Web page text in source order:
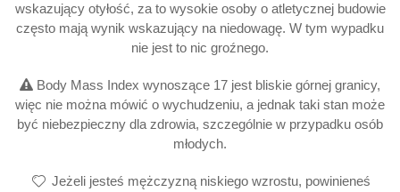
wskazujący otyłość, za to wysokie osoby o atletycznej budowie
często mają wynik wskazujący na niedowagę. W tym wypadku
nie jest to nic groźnego.
Body Mass Index wynoszące 17 jest bliskie górnej granicy,
więc nie można mówić o wychudzeniu, a jednak taki stan może
być niebezpieczny dla zdrowia, szczególnie w przypadku osób
młodych.
Jeżeli jesteś mężczyzną niskiego wzrostu, powinieneś